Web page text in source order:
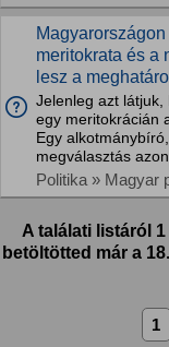
meritokrata és a
lesz a
Jelenleg azt
egy meritokrácián
Egy
megválasztás
Politika » Magyar
A találati listáról
betöltötted már a
1